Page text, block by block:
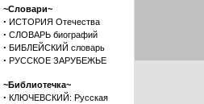
~Словари~
· ИСТОРИЯ Отечества
· СЛОВАРЬ биографий
· БИБЛЕЙСКИЙ словарь
· РУССКОЕ ЗАРУБЕЖЬЕ
~Библиотечка~
· КЛЮЧЕВСКИЙ: Русская